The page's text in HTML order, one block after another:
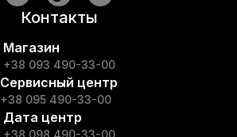
Контакты
Магазин
+38 093 490-33-00
Сервисный центр
+38 095 490-33-00
Дата центр
+38 098 490-33-00